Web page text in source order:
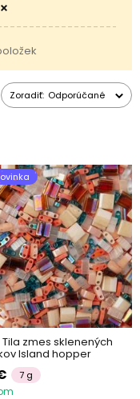
Zoradiť: Odporúčané
Tila zmes sklenených
Island hopper
7 g